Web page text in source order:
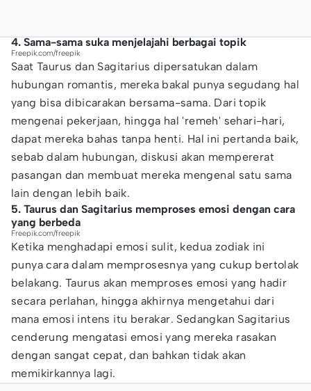
4. Sama-sama suka menjelajahi berbagai topik
Freepik.com/freepik
Saat Taurus dan Sagitarius dipersatukan dalam
hubungan romantis, mereka bakal punya segudang hal
yang bisa dibicarakan bersama-sama. Dari topik
mengenai pekerjaan, hingga hal 'remeh' sehari-hari,
dapat mereka bahas tanpa henti. Hal ini pertanda baik,
sebab dalam hubungan, diskusi akan mempererat
pasangan dan membuat mereka mengenal satu sama
lain dengan lebih baik.
5. Taurus dan Sagitarius memproses emosi dengan cara
yang berbeda
Freepik.com/freepik
Ketika menghadapi emosi sulit, kedua zodiak ini
punya cara dalam memprosesnya yang cukup bertolak
belakang. Taurus akan memproses emosi yang hadir
secara perlahan, hingga akhirnya mengetahui dari
mana emosi intens itu berakar. Sedangkan Sagitarius
cenderung mengatasi emosi yang mereka rasakan
dengan sangat cepat, dan bahkan tidak akan
memikirkannya lagi.